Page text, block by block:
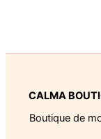
CALMA
Boutique de